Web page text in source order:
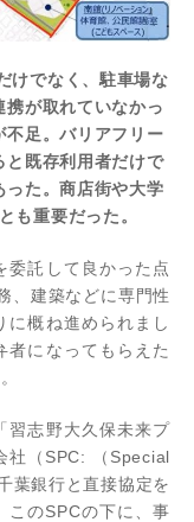
けでなく、駐車場な
携が取れていなかっ
不足。バリアフリー
と既存利用者だけで
った。商店街や大学
も重要だった。
委託して良かった点
、建築などに専門性
に概ね進められまし
者になってもらえた
習志野大久保未来プ
社（SPC: （Special
葉銀行と直接協定を
このSPCの下に、事